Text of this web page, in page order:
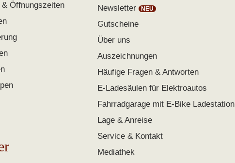
Öffnungszeiten
Newsletter
Gutscheine
Über uns
Auszeichnungen
Häufige Fragen & Antworten
E-Ladesäulen für Elektroautos
Fahrradgarage mit E-Bike Ladestation
Lage & Anreise
Service & Kontakt
Mediathek